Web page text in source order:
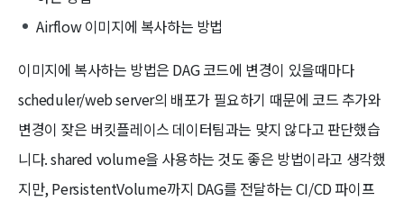
Airflow 이미지에 복사하는 방법
이미지에 복사하는 방법은 DAG 코드에 변경이 있을때마다
scheduler/web server의 배포가 필요하기 때문에 코드 추가와
변경이 잦은 버킷플레이스 데이터팀과는 맞지 않다고 판단했습
니다. shared volume을 사용하는 것도 좋은 방법이라고 생각했
지만, PersistentVolume까지 DAG를 전달하는 CI/CD 파이프